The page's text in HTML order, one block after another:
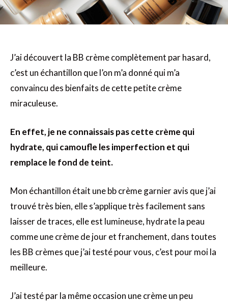
J’ai découvert la BB crème complètement par hasard,
c’est un échantillon que l’on m’a donné qui m’a
convaincu des bienfaits de cette petite crème
miraculeuse.
En effet, je ne connaissais pas cette crème qui
hydrate, qui camoufle les imperfection et qui
remplace le fond de teint.
Mon échantillon était une bb crème garnier avis que j’ai
trouvé très bien, elle s’applique très facilement sans
laisser de traces, elle est lumineuse, hydrate la peau
comme une crème de jour et franchement, dans toutes
les BB crèmes que j’ai testé pour vous, c’est pour moi la
meilleure.
J’ai testé par la même occasion une crème un peu